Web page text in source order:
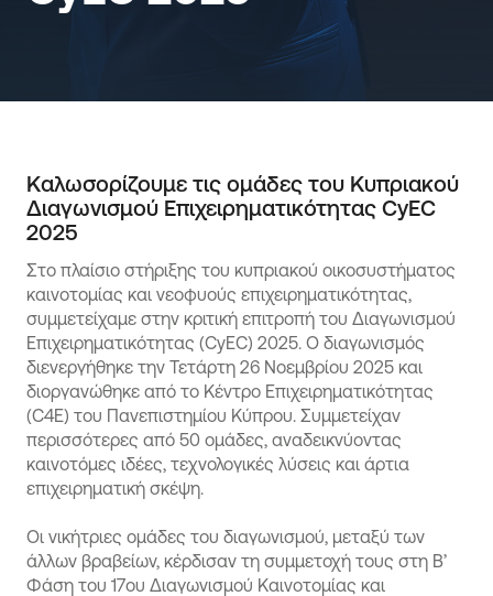
Καλωσορίζουμε τις ομάδες του Κυπριακού
Διαγωνισμού Επιχειρηματικότητας CyEC
2025
Στο πλαίσιο στήριξης του κυπριακού οικοσυστήματος
καινοτομίας και νεοφυούς επιχειρηματικότητας,
συμμετείχαμε στην κριτική επιτροπή του Διαγωνισμού
Επιχειρηματικότητας (CyEC) 2025. Ο διαγωνισμός
διενεργήθηκε την Τετάρτη 26 Νοεμβρίου 2025 και
διοργανώθηκε από το Κέντρο Επιχειρηματικότητας
(C4E) του Πανεπιστημίου Κύπρου. Συμμετείχαν
περισσότερες από 50 ομάδες, αναδεικνύοντας
καινοτόμες ιδέες, τεχνολογικές λύσεις και άρτια
επιχειρηματική σκέψη.
Οι νικήτριες ομάδες του διαγωνισμού, μεταξύ των
άλλων βραβείων, κέρδισαν τη συμμετοχή τους στη Β’
Φάση του 17ου Διαγωνισμού Καινοτομίας και